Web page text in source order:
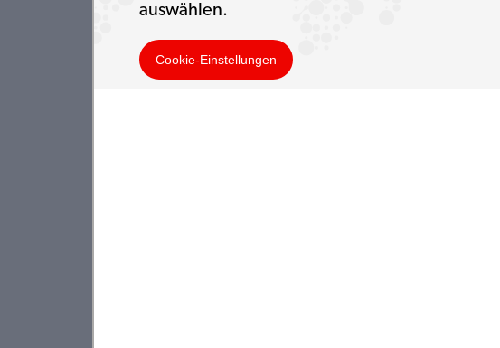
auswählen.
Cookie-Einstellungen